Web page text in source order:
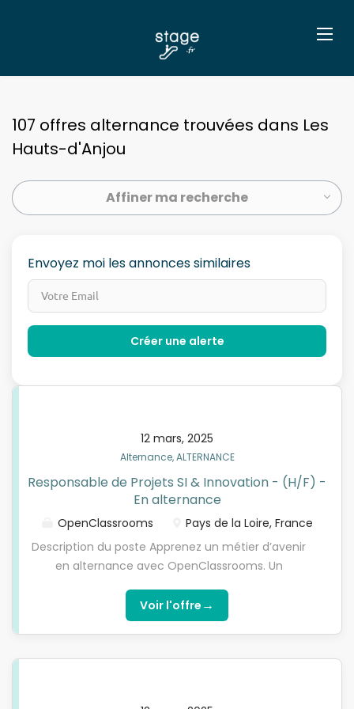
107 offres alternance trouvées dans Les
Hauts-d'Anjou
Affiner ma recherche
Envoyez moi les annonces similaires
12 mars, 2025
Alternance, ALTERNANCE
Responsable de Projets SI & Innovation - (H/F) -
En alternance
OpenClassrooms
Pays de la Loire, France
Description du poste Apprenez un métier d’avenir
en alternance avec OpenClassrooms. Un
un Responsable de Projets SI & Innovation - (H/F)
en alternance, pour préparer une de ses
Attention : cette offre ne s’adresse qu’aux
Voir l'offre →